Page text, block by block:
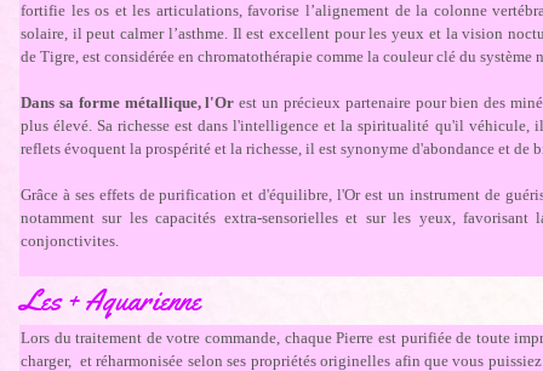
fortifie les os et les articulations, favorise l’alignement de la colonne
solaire, il peut calmer l’asthme. Il est excellent pour les yeux et la vision
de Tigre, est considérée en chromatothérapie comme la couleur clé du système
Dans sa forme métallique, l'Or est un précieux partenaire pour bien des
plus élevé. Sa richesse est dans l'intelligence et la spiritualité qu'il véhicule,
reflets évoquent la prospérité et la richesse, il est synonyme d'abondance et de
Grâce à ses effets de purification et d'équilibre, l'Or est un instrument de
notamment sur les capacités extra-sensorielles et sur les yeux, favorisant
conjonctivites.
Les + Aquarienne
Lors du traitement de votre commande, chaque Pierre est purifiée de toute
charger, et réharmonisée selon ses propriétés originelles afin que vous